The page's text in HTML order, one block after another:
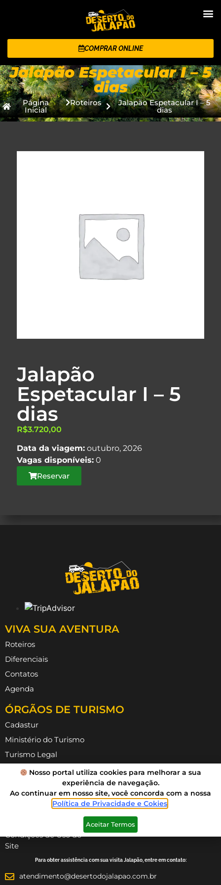
COMPRAR ONLINE
Jalapão Espetacular I – 5
dias
Página
Inicial
Roteiros Jalapão Espetacular I – 5
dias
Jalapão
Espetacular I – 5
dias
R$3.720,00
Data da viagem: outubro, 2026
Vagas disponíveis: 0
Reservar
VIVA SUA AVENTURA
Roteiros
Diferenciais
Contatos
Agenda
ÓRGÃOS DE TURISMO
Cadastur
Ministério do Turismo
Turismo Legal
ABAV TO
INFORMAÇÕES
Política de Privacidade
Condições de Uso do
Site
Para obter assistência com sua visita Jalapão, entre em contato:
atendimento@desertodojalapao.com.br
Nosso portal utiliza cookies para melhorar a sua
experiência de navegação.
Ao continuar em nosso site, você concorda com a nossa
Política de Privacidade e Cokies
Aceitar Termos